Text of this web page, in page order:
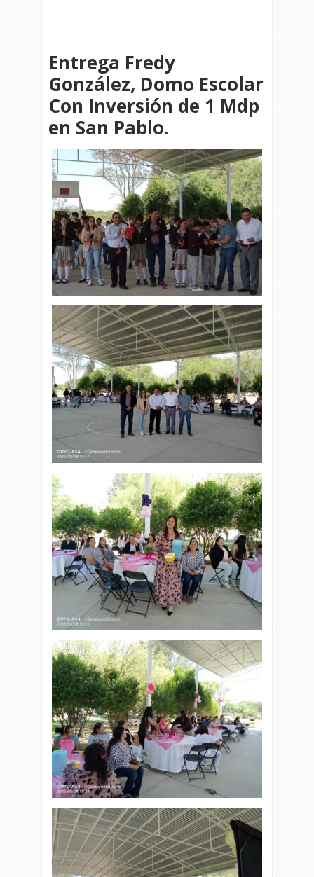
Entrega Fredy
González, Domo Escolar
Con Inversión de 1 Mdp
en San Pablo.